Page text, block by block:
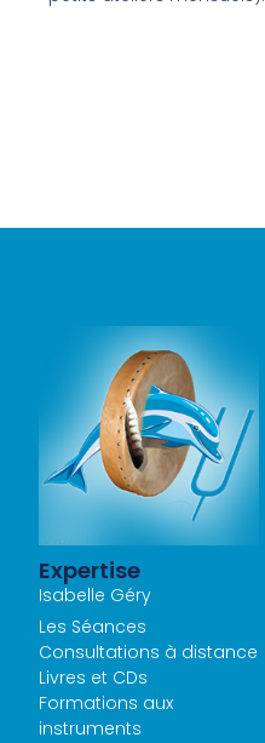
Expertise
Isabelle Géry
Les Séances
Consultations à distance
Livres et CDs
Formations aux
instruments